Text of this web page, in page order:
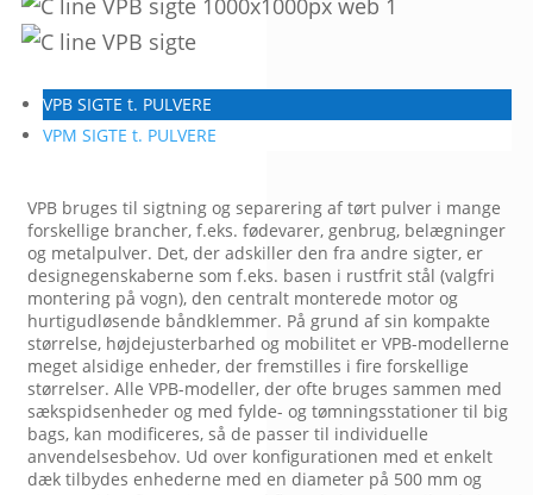
VPB SIGTE t. PULVERE
VPM SIGTE t. PULVERE
VPB bruges til sigtning og separering af tørt pulver i mange
forskellige brancher, f.eks. fødevarer, genbrug, belægninger
og metalpulver. Det, der adskiller den fra andre sigter, er
designegenskaberne som f.eks. basen i rustfrit stål (valgfri
montering på vogn), den centralt monterede motor og
hurtigudløsende båndklemmer. På grund af sin kompakte
størrelse, højdejusterbarhed og mobilitet er VPB-modellerne
meget alsidige enheder, der fremstilles i fire forskellige
størrelser. Alle VPB-modeller, der ofte bruges sammen med
sækspidsenheder og med fylde- og tømningsstationer til big
bags, kan modificeres, så de passer til individuelle
anvendelsesbehov. Ud over konfigurationen med et enkelt
dæk tilbydes enhederne med en diameter på 500 mm og